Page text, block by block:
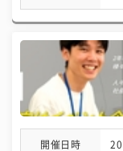
開催日時